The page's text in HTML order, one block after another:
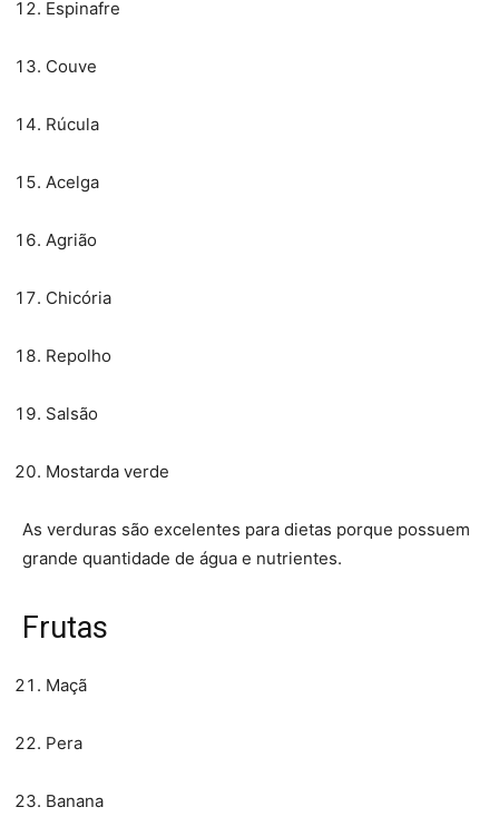
Espinafre
Couve
Rúcula
Acelga
Agrião
Chicória
Repolho
Salsão
Mostarda verde
As verduras são excelentes para dietas porque possuem
grande quantidade de água e nutrientes.
Frutas
Maçã
Pera
Banana